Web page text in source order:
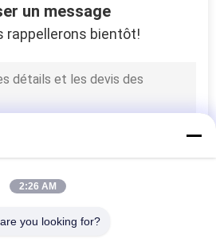
de
un message
rappellerons bientôt!
2:26 AM
you looking for?